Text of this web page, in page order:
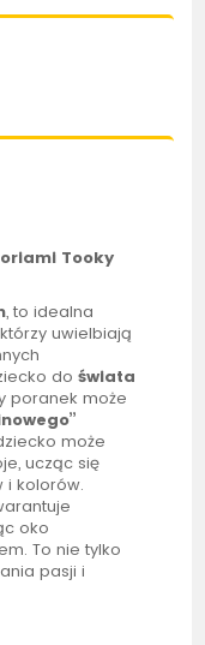
Tooky
, to idealna
uwielbiają
doświata
poranek może
może
ucząc się
i kolorów.
oko
To nie tylko
pasji i